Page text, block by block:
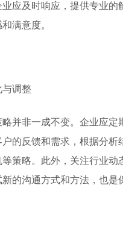
业应及时响应，提供专业的
满意度。
与调整
并非一成不变。企业应定
的反馈和需求，根据分析
策略。此外，关注行业动
新的沟通方式和方法，也是